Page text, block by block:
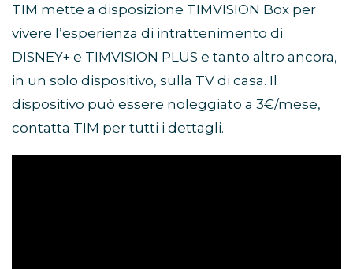
TIM mette a disposizione TIMVISION Box per
vivere l’esperienza di intrattenimento di
DISNEY+ e TIMVISION PLUS e tanto altro ancora,
in un solo dispositivo, sulla TV di casa. Il
dispositivo può essere noleggiato a 3€/mese,
contatta TIM per tutti i dettagli.